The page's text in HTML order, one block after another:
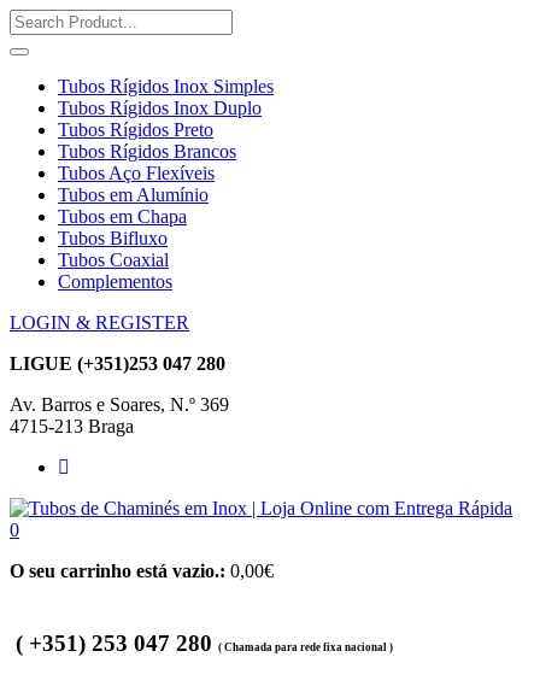
Tubos Rígidos Inox Simples
Tubos Rígidos Inox Duplo
Tubos Rígidos Preto
Tubos Rígidos Brancos
Tubos Aço Flexíveis
Tubos em Alumínio
Tubos em Chapa
Tubos Bifluxo
Tubos Coaxial
Complementos
LOGIN & REGISTER
LIGUE (+351)253 047 280
Av. Barros e Soares, N.º 369
4715-213 Braga
0
O seu carrinho está vazio.: 0,00€
( +351) 253 047 280 ( Chamada para rede fixa nacional )